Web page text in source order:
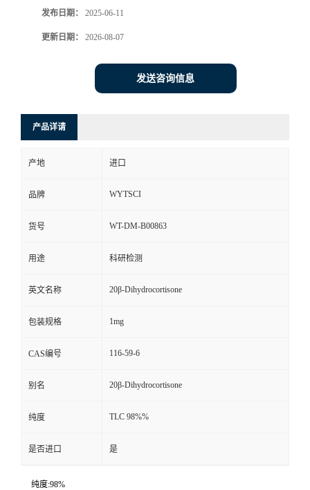
发布日期： 2025-06-11
更新日期： 2026-08-07
发送咨询信息
产品详请
产地 进口
品牌 WYTSCI
货号 WT-DM-B00863
用途 科研检测
英文名称 20β-Dihydrocortisone
包装规格 1mg
CAS编号 116-59-6
别名 20β-Dihydrocortisone
纯度 TLC 98%%
是否进口 是
纯度:98%